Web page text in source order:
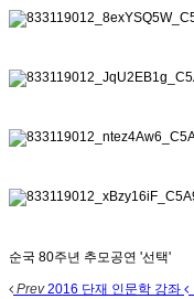
순국 80주년 추모공연 '선택'
Prev2016 단재 인문학 강좌